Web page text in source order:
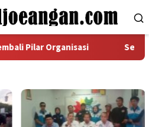
Pilar Organisasi Sengketa